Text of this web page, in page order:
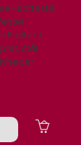
kaffestel
Platter /
stål